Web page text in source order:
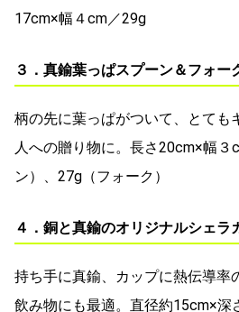
17cm×幅４cm／29g
３．真鍮葉っぱスプーン＆フォ
柄の先に葉っぱがついて、とても
人への贈り物に。長さ20cm×幅３
ン）、27g（フォーク）
４．銅と真鍮のオリジナルシェ
持ち手に真鍮、カップに熱伝導率
飲み物にも最適。直径約15cm×深